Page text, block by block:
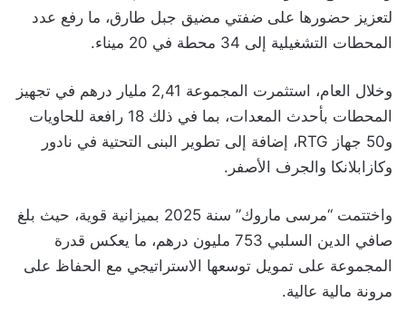
لتعزيز حضورها على ضفتي مضيق جبل طارق، ما رفع عدد
المحطات التشغيلية إلى 34 محطة في 20 ميناء.
وخلال العام، استثمرت المجموعة 2,41 مليار درهم في تجهيز
المحطات بأحدث المعدات، بما في ذلك 18 رافعة للحاويات
و50 جهاز RTG، إضافة إلى تطوير البنى التحتية في نادور
وكازابلانكا والجرف الأصفر.
واختتمت “مرسى ماروك” سنة 2025 بميزانية قوية، حيث بلغ
صافي الدين السلبي 753 مليون درهم، ما يعكس قدرة
المجموعة على تمويل توسعها الاستراتيجي مع الحفاظ على
مرونة مالية عالية.